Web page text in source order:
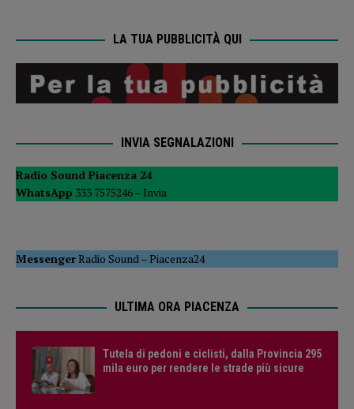
LA TUA PUBBLICITÀ QUI
INVIA SEGNALAZIONI
Radio Sound Piacenza 24
WhatsApp 333 7575246 – Invia
MessengerRadio Sound –Piacenza24
ULTIMA ORA PIACENZA
Tutela di pedoni e ciclisti, dalla Provincia 295
mila euro per rendere le strade più sicure